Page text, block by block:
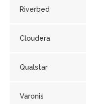
Riverbed
Cloudera
Qualstar
Varonis